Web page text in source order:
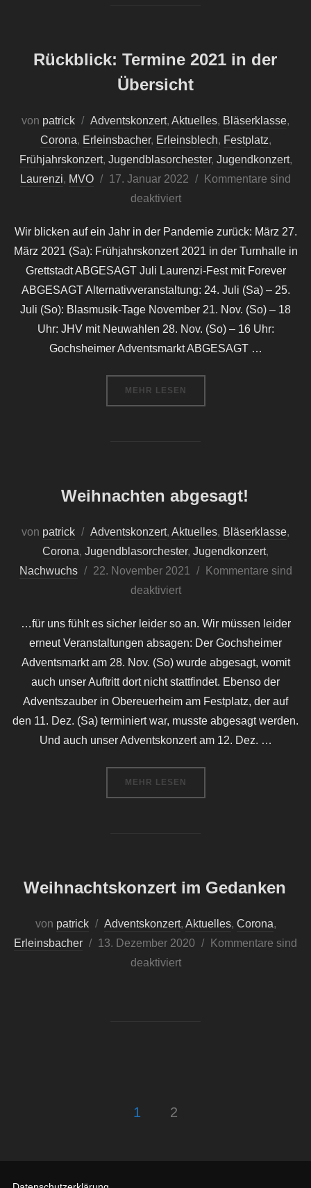
Rückblick: Termine 2021 in der
Übersicht
von patrick Adventskonzert, Aktuelles, Bläserklasse,
Corona, Erleinsbacher, Erleinsblech, Festplatz,
Frühjahrskonzert, Jugendblasorchester, Jugendkonzert,
Laurenzi, MVO
Veröffentlicht
17. Januar 2022
Kommentare sind
deaktiviert
Wir blicken auf ein Jahr in der Pandemie zurück: März 27.
März 2021 (Sa): Frühjahrskonzert 2021 in der Turnhalle in
Grettstadt ABGESAGT Juli Laurenzi-Fest mit Forever
ABGESAGT Alternativveranstaltung: 24. Juli (Sa) – 25.
Juli (So): Blasmusik-Tage November 21. Nov. (So) – 18
Uhr: JHV mit Neuwahlen 28. Nov. (So) – 16 Uhr:
Gochsheimer Adventsmarkt ABGESAGT …
MEHR ÜBER „RÜCKBLICK: TERMINE
LESEN
Weihnachten abgesagt!
von patrick Adventskonzert, Aktuelles, Bläserklasse,
Corona, Jugendblasorchester, Jugendkonzert,
Nachwuchs
Veröffentlicht
22. November 2021
Kommentare sind
deaktiviert
…für uns fühlt es sicher leider so an. Wir müssen leider
erneut Veranstaltungen absagen: Der Gochsheimer
Adventsmarkt am 28. Nov. (So) wurde abgesagt, womit
auch unser Auftritt dort nicht stattfindet. Ebenso der
Adventszauber in Obereuerheim am Festplatz, der auf
den 11. Dez. (Sa) terminiert war, musste abgesagt werden.
Und auch unser Adventskonzert am 12. Dez. …
MEHR ÜBER „WEIHNACHTEN
LESEN
Weihnachtskonzert im Gedanken
von patrick Adventskonzert, Aktuelles, Corona,
Erleinsbacher
Veröffentlicht
13. Dezember 2020
Kommentare sind
deaktiviert
Seitennummerierung
1 2